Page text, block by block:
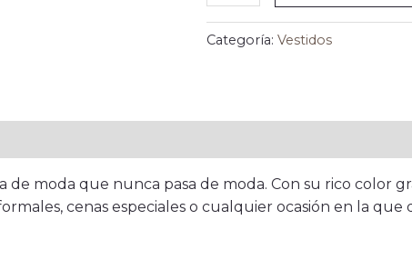
Categoría:Vestidos
de moda que nunca pasa de moda. Con su rico color
cenas especiales o cualquier ocasión en la que